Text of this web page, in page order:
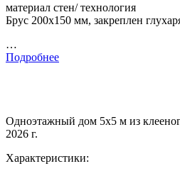
материал стен/ технология
Брус 200х150 мм, закреплен
…
Подробнее
Одноэтажный дом 5х5 м из
2026 г.
Характеристики: